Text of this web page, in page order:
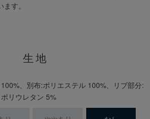
す。
生地
、別布:ポリエステル 100%、リブ部分:
リウレタン 5%